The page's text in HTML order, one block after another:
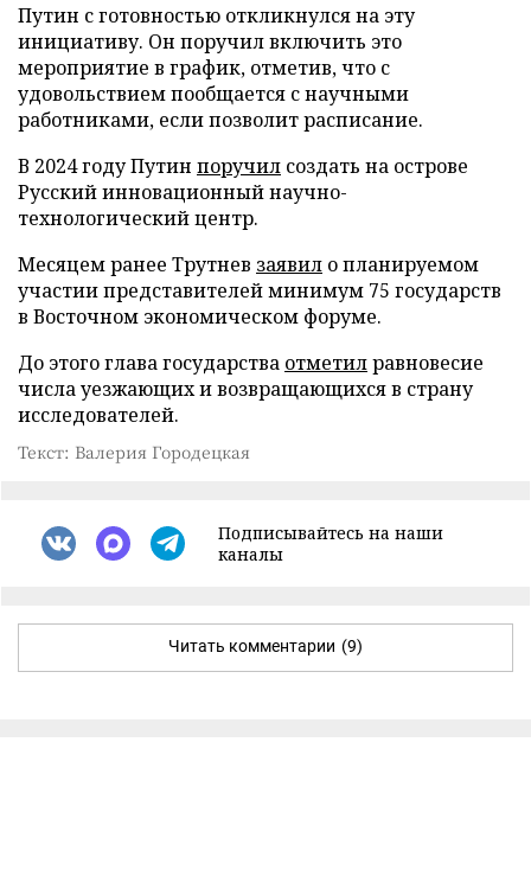
Путин с готовностью откликнулся на эту
инициативу. Он поручил включить это
мероприятие в график, отметив, что с
удовольствием пообщается с научными
работниками, если позволит расписание.
В 2024 году Путин поручил создать на острове
Русский инновационный научно-
технологический центр.
Месяцем ранее Трутнев заявил о планируемом
участии представителей минимум 75 государств
в Восточном экономическом форуме.
До этого глава государства отметилравновесие
числа уезжающих и возвращающихся в страну
исследователей.
Текст: Валерия Городецкая
Подписывайтесь на наши
каналы
Читать комментарии (9)